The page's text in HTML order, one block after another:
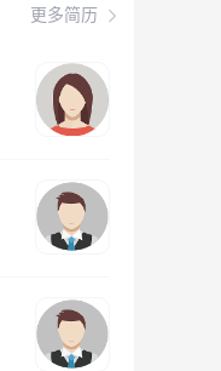
更多简历